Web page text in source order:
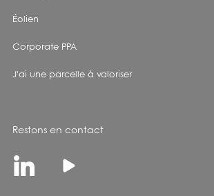
Éolien
Corporate PPA
J'ai une parcelle à valoriser
Restons en contact
Youtube